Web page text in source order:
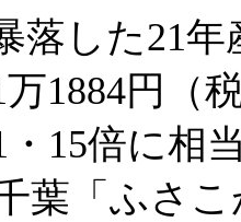
した21年
1884円（
15倍に相
葉「ふさ